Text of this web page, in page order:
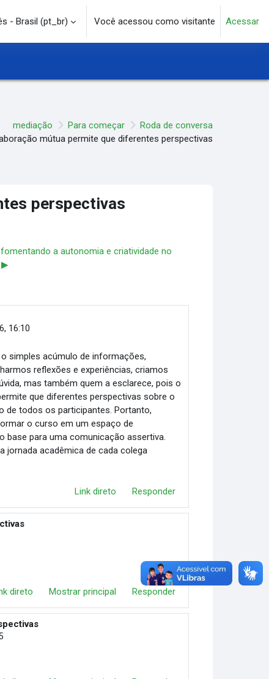
- Brasil ‎(pt_br)‎ Você acessou como visitante Acessar
mediação Para começar
Roda de conversa
mútua permite que diferentes perspectivas
perspectivas
a autonomia e criatividade no
▶︎
16:10
simples acúmulo de informações,
reflexões e experiências, criamos
mas também quem a esclarece, pois o
que diferentes perspectivas sobre o
de todos os participantes. Portanto,
o curso em um espaço de
base para uma comunicação assertiva.
jornada acadêmica de cada colega
Link direto Responder
direto Mostrar principal Responder